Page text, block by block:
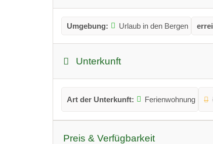
Umgebung: Urlaub in den Bergen
Unterkunft
Art der Unterkunft: Ferienwohnung
Preis & Verfügbarkeit